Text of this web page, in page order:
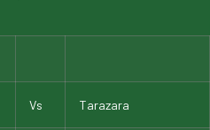
Vs Tarazara